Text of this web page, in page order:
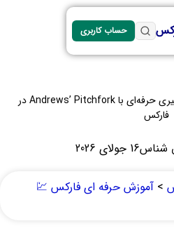
حساب کاربری
چنگال اندروز: از رسم تا سیگنال‌گیری حرفه‌ای با Andrews’ Pitchfork در
فارکس
شناس16 جولای 2026
> آموزش حرفه ای فارکس 💹